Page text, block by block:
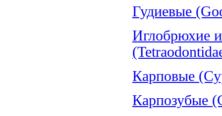
Гудиевые
Иглобрюхие
Карповые
Карпозубые